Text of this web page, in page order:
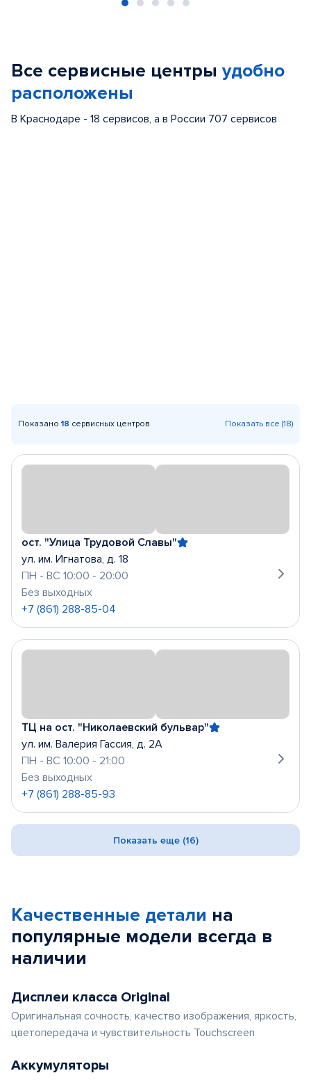
Все сервисные центры удобно
расположены
В Краснодаре - 18 сервисов, а в России 707 сервисов
Показано 18 сервисных центров Показать все (18)
ост. "Улица Трудовой Славы"
ул. им. Игнатова, д. 18
ПН - ВС 10:00 - 20:00
Без выходных
+7 (861) 288-85-04
ТЦ на ост. "Николаевский бульвар"
ул. им. Валерия Гассия, д. 2А
ПН - ВС 10:00 - 21:00
Без выходных
+7 (861) 288-85-93
Показать еще (16)
Качественные детали на
популярные модели всегда в
наличии
Дисплеи класса Original
Оригинальная сочность, качество изображения, яркость,
цветопередача и чувствительность Touchscreen
Аккумуляторы